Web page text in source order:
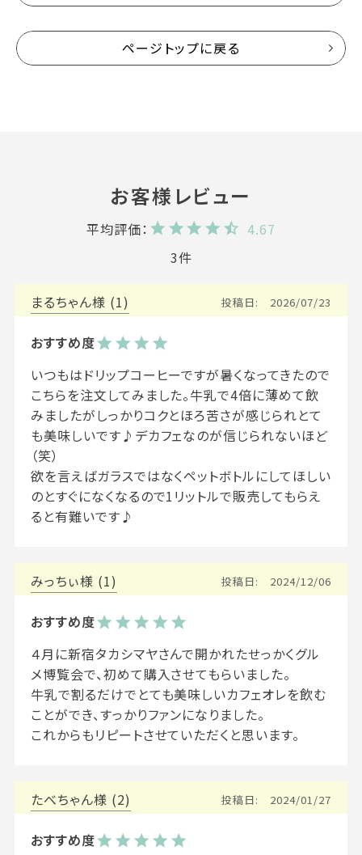
ページトップに戻る
4.67
3
まるちゃん 1 投稿日 2026/07/23
いつもはドリップコーヒーですが暑くなってきたので
こちらを注文してみました。牛乳で4倍に薄めて飲
みましたがしっかりコクとほろ苦さが感じられとて
も美味しいです♪デカフェなのが信じられないほど
（笑）
欲を言えばガラスではなくペットボトルにしてほしい
のとすぐになくなるので1リットルで販売してもらえ
ると有難いです♪
みっちぃ 1 投稿日 2024/12/06
４月に新宿タカシマヤさんで開かれたせっかくグル
メ博覧会で、初めて購入させてもらいました。
牛乳で割るだけでとても美味しいカフェオレを飲む
ことができ、すっかりファンになりました。
たべちゃん 2 投稿日 2024/01/27